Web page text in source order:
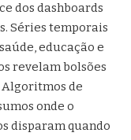
dos dashboards
Séries temporais
educação e
revelam bolsões
Algoritmos de
onde o
disparam quando